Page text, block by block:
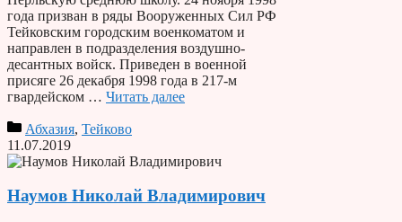
года призван в ряды Вооруженных Сил РФ
Тейковским городским военкоматом и
направлен в подразделения воздушно-
десантных войск. Приведен в военной
присяге 26 декабря 1998 года в 217-м
гвардейском … Читать далее
Абхазия, Тейково
11.07.2019
Наумов Николай Владимирович